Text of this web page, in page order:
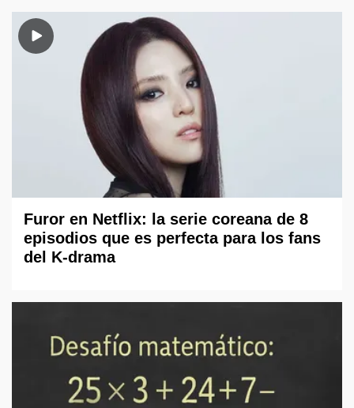
Furor en Netflix: la serie coreana de 8
episodios que es perfecta para los fans
del K-drama